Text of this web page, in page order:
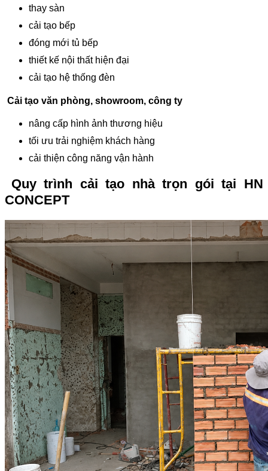
thay sàn
cải tạo bếp
đóng mới tủ bếp
thiết kế nội thất hiện đại
cải tạo hệ thống đèn
Cải tạo văn phòng, showroom, công ty
nâng cấp hình ảnh thương hiệu
tối ưu trải nghiệm khách hàng
cải thiện công năng vận hành
Quy trình cải tạo nhà trọn gói tại HN
CONCEPT